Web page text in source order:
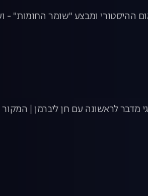
ההיסטורי ומבצע "שומר החומות" -
לראשונה עם חן ליברמן | המקור -